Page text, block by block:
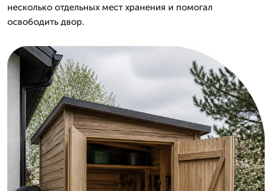
несколько отдельных мест хранения и помогал
освободить двор.